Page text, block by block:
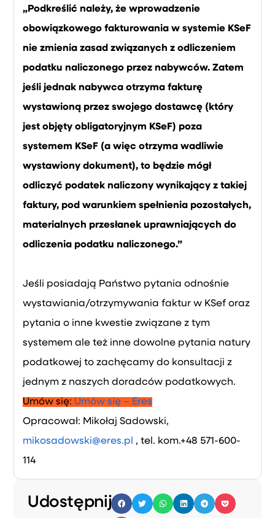
„Podkreślić należy, że wprowadzenie
obowiązkowego fakturowania w systemie KSeF
nie zmienia zasad związanych z odliczeniem
podatku naliczonego przez nabywców. Zatem
jeśli jednak nabywca otrzyma fakturę
wystawioną przez swojego dostawcę (który
jest objęty obligatoryjnym KSeF) poza
systemem KSeF (a więc otrzyma wadliwie
wystawiony dokument), to będzie mógł
odliczyć podatek naliczony wynikający z takiej
faktury, pod warunkiem spełnienia pozostałych,
materialnych przesłanek uprawniających do
odliczenia podatku naliczonego.”
Jeśli posiadają Państwo pytania odnośnie
wystawiania/otrzymywania faktur w KSef oraz
pytania o inne kwestie związane z tym
systemem ale też inne dowolne pytania natury
podatkowej to zachęcamy do konsultacji z
jednym z naszych doradców podatkowych.
Umów się: Umów się – Eres
Opracował: Mikołaj Sadowski,
mikosadowski@eres.pl
, tel. kom.+48 571-600-
114
Udostępnij: